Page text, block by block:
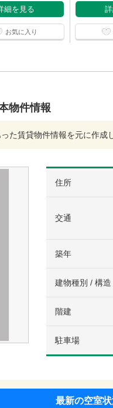
細を見る
お気に入り
物件情報
た賃貸物件情報を元に作成
住所
交通
築年
建物種別 / 構造
階建
駐車場
最新の空室